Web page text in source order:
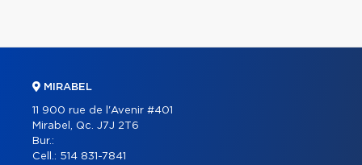
MIRABEL
11 900 rue de l'Avenir #401
Mirabel, Qc. J7J 2T6
Bur.:
Cell.: 514 831-7841